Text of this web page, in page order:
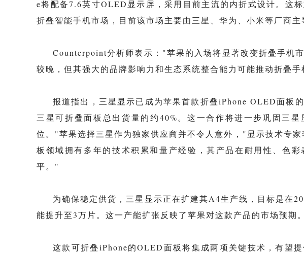
e将配备7.6英寸OLED显示屏，采用目前主流的内折式设计。这
折叠智能手机市场，目前该市场主要由三星、华为、小米等厂商主
Counterpoint分析师表示："苹果的入场将显著改变折叠手机
较晚，但其强大的品牌影响力和生态系统整合能力可能推动折叠
报道指出，三星显示已成为苹果首款折叠iPhone OLED面板
三星可折叠面板总出货量的约40%。这一合作将进一步巩固三
位。"苹果选择三星作为独家供应商并不令人意外，"显示技术专
板领域拥有多年的技术积累和量产经验，其产品在耐用性、色
平。"
为确保稳定供货，三星显示正在扩建其A4生产线，目标是在
能提升至3万片。这一产能扩张反映了苹果对这款产品的市场预期。
这款可折叠iPhone的OLED面板将集成两项关键技术，有望